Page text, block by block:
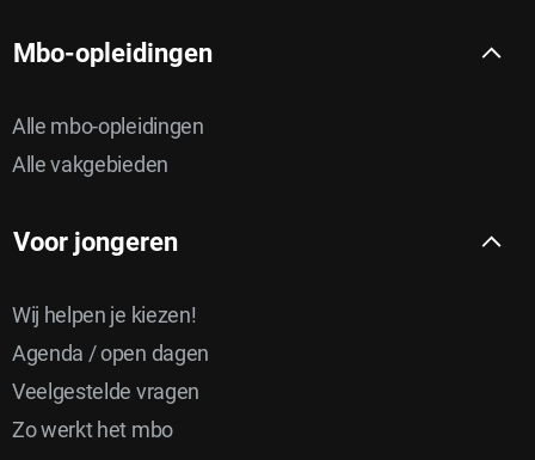
Mbo-opleidingen
Alle mbo-opleidingen
Alle vakgebieden
Voor jongeren
Wij helpen je kiezen!
Agenda / open dagen
Veelgestelde vragen
Zo werkt het mbo